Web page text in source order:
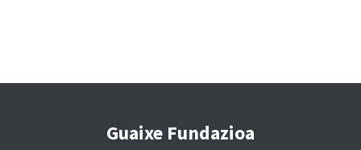
Guaixe Fundazioa